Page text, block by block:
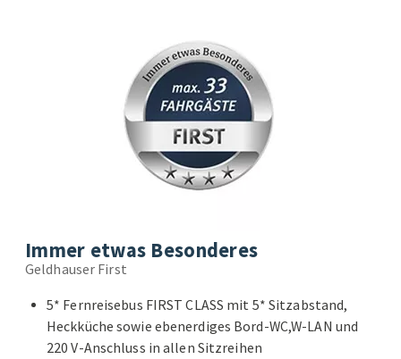
Immer etwas Besonderes
Geldhauser First
5* Fernreisebus FIRST CLASS mit 5* Sitzabstand,
Heckküche sowie ebenerdiges Bord-WC,W-LAN und
220 V-Anschluss in allen Sitzreihen